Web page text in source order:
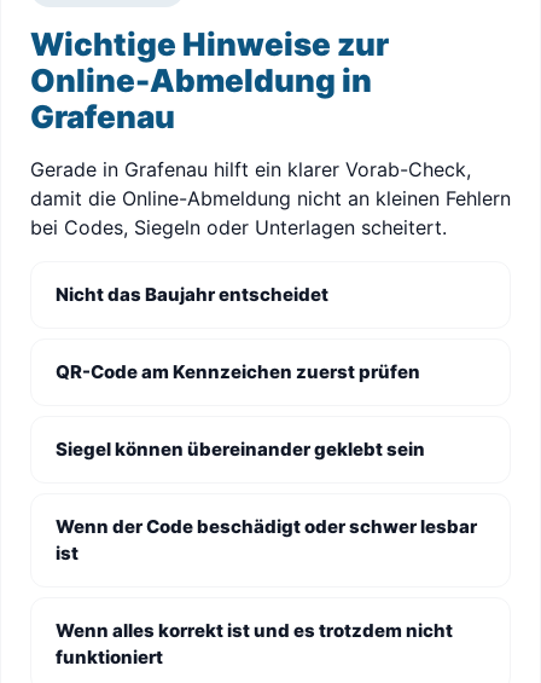
Wichtige Hinweise zur
Online-Abmeldung in
Grafenau
Gerade in Grafenau hilft ein klarer Vorab-Check,
damit die Online-Abmeldung nicht an kleinen Fehlern
bei Codes, Siegeln oder Unterlagen scheitert.
Nicht das Baujahr entscheidet
QR-Code am Kennzeichen zuerst prüfen
Siegel können übereinander geklebt sein
Wenn der Code beschädigt oder schwer lesbar
ist
Wenn alles korrekt ist und es trotzdem nicht
funktioniert